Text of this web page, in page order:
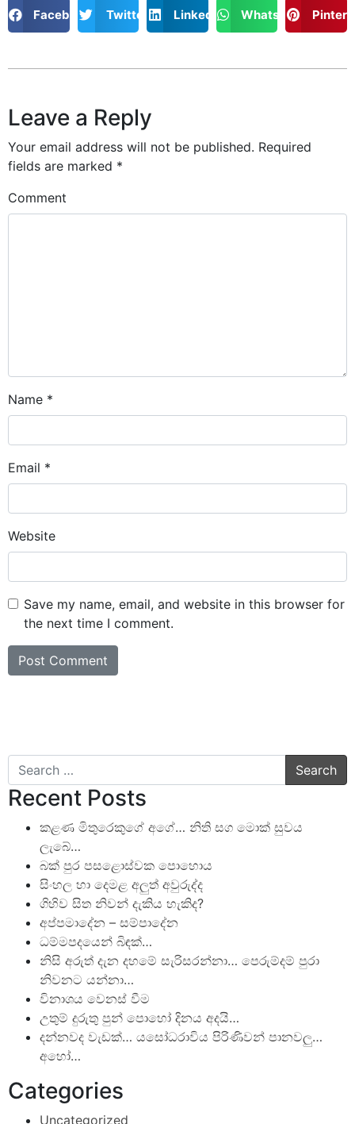
Facebook Twitter LinkedIn WhatsApp
Leave a Reply
Your email address will not be published. Required
fields are marked *
Comment
Name *
Email *
Website
Save my name, email, and website in this browser for
the next time I comment.
Search
Recent Posts
කළණ මිතුරෙකුගේ අගේ… නිති සග මොක් සුවය
ලැබේ…
බක් පුර පසළොස්වක පොහොය
සිංහල හා දෙමළ අලුත් අවුරුද්ද
ගිහිව සිත නිවන් දැකිය හැකිද?
අප්පමාදේන – සම්පාදේන
ධම්මපදයෙන් බිඳක්…
නිසි අරුත් දැන දහමේ සැරිසරන්නා… පෙරුම්දම් පුරා
නිවනට යන්නා…
විනාශය වෙනස් වීම
උතුම් දුරුතු පුන් පොහෝ දිනය අදයි…
දන්නවද වැඩක්… යසෝධරාවිය පිරිණිවන් පානවලු…
අහෝ…
Categories
Uncategorized